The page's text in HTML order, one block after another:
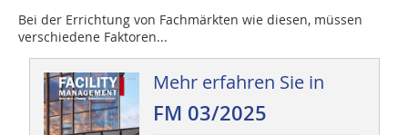
Bei der Errichtung von Fachmärkten wie diesen, müssen
verschiedene Faktoren...
Mehr erfahren Sie in
FM 03/2025